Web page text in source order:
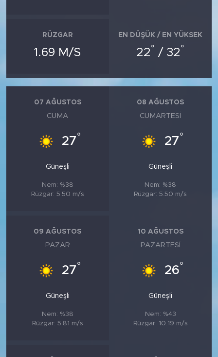
RÜZGAR
1.69 M/S
EN DÜŞÜK / EN YÜKSEK
22° / 32°
07 AĞUSTOS
CUMA
27°
Güneşli
Nem: %38
Rüzgar: 5.50 m/s
08 AĞUSTOS
CUMARTESI
27°
Güneşli
Nem: %38
Rüzgar: 5.50 m/s
09 AĞUSTOS
PAZAR
27°
Güneşli
Nem: %38
Rüzgar: 5.81 m/s
10 AĞUSTOS
PAZARTESI
26°
Güneşli
Nem: %43
Rüzgar: 10.19 m/s